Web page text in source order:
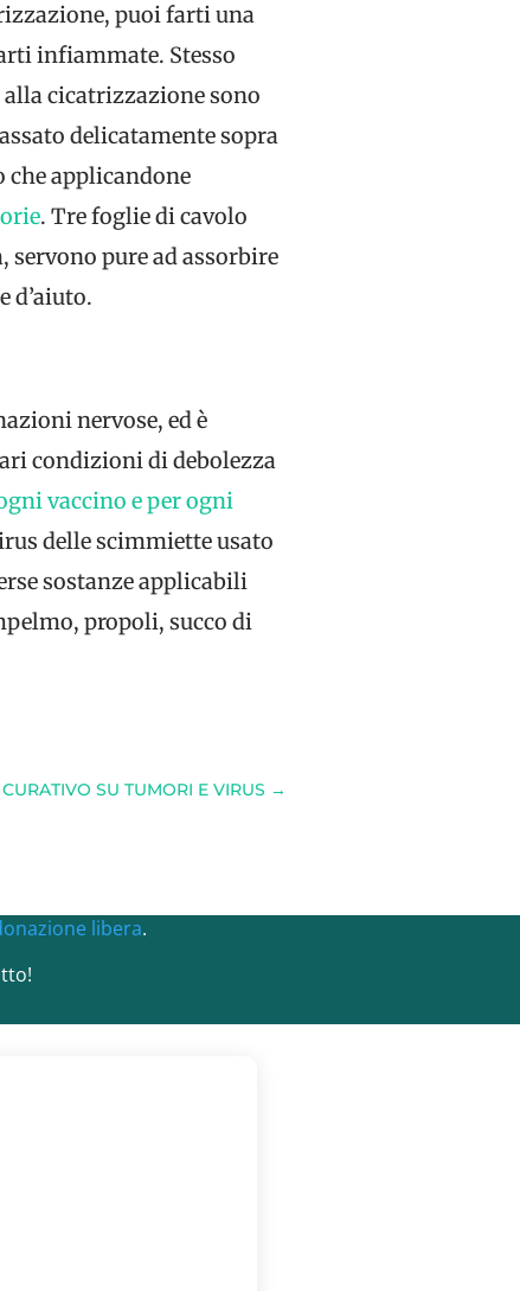
puoi farti una
infiammate. Stesso
cicatrizzazione sono
delicatamente sopra
che applicandone
. Tre foglie di cavolo
servono pure ad assorbire
d’aiuto.
nervose, ed è
condizioni di debolezza
vaccino e per ogni
delle scimmiette usato
sostanze applicabili
propoli, succo di
SU TUMORI E VIRUS →
libera.